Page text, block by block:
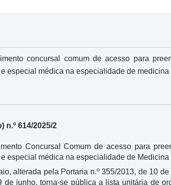
concursal comum de acesso para
especial médica na especialidade de medicina
n.º 614/2025/2
Concursal Comum de acesso para
especial médica na especialidade de
alterada pela Portaria n.º 355/2013, de 10
de junho, torna-se pública a lista unitária de